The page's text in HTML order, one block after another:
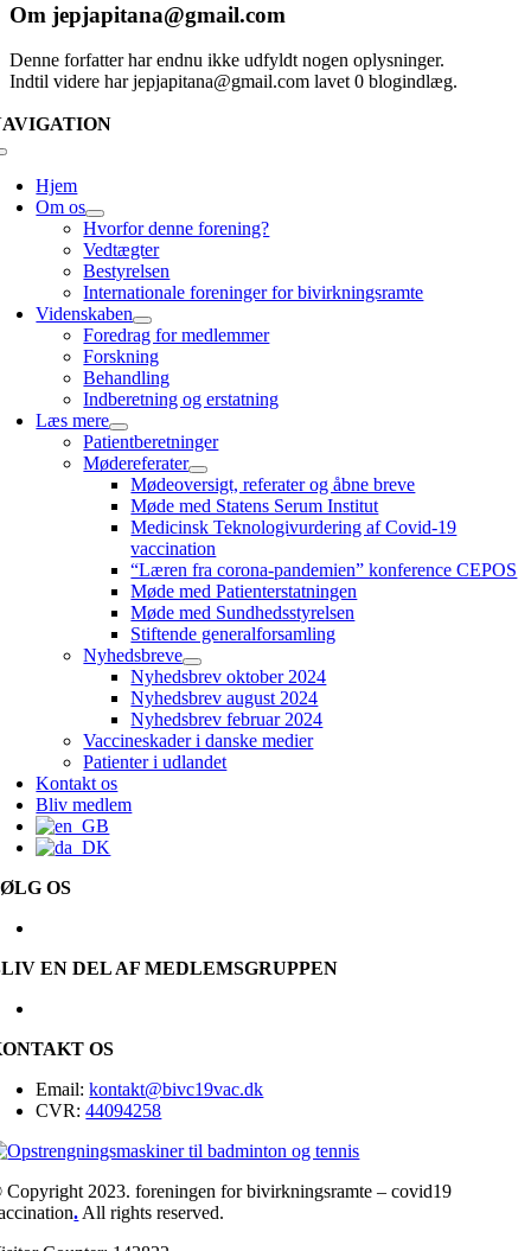
Om jepjapitana@gmail.com
Denne forfatter har endnu ikke udfyldt nogen oplysninger.
Indtil videre har jepjapitana@gmail.com lavet 0 blogindlæg.
Hjem
Om os
Hvorfor denne forening?
Vedtægter
Bestyrelsen
Internationale foreninger for bivirkningsramte
Videnskaben
Foredrag for medlemmer
Forskning
Behandling
Indberetning og erstatning
Læs mere
Patientberetninger
Mødereferater
Mødeoversigt, referater og åbne breve
Møde med Statens Serum Institut
Medicinsk Teknologivurdering af Covid-19
vaccination
“Læren fra corona-pandemien” konference CEPOS
Møde med Patienterstatningen
Møde med Sundhedsstyrelsen
Stiftende generalforsamling
Nyhedsbreve
Nyhedsbrev oktober 2024
Nyhedsbrev august 2024
Nyhedsbrev februar 2024
Vaccineskader i danske medier
Patienter i udlandet
Kontakt os
Bliv medlem
OS
EN DEL AF MEDLEMSGRUPPEN
OS
Email: kontakt@bivc19vac.dk
CVR: 44094258
2023. foreningen for bivirkningsramte – covid19
.All rights reserved.